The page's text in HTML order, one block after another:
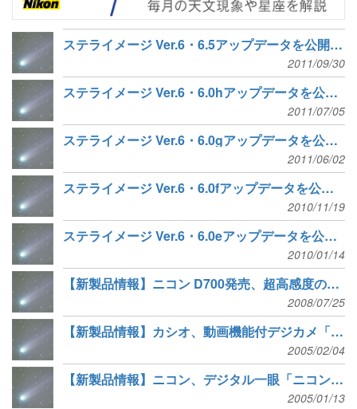
ステライメージ Ver.6・6.5アップデータを公開、マルチコアCPUと64bit OSに対応
2011/09/30
ステライメージ Ver.6・6.0hアップデータを公開、比較明合成に加算オプションを追加
2011/07/05
ステライメージ Ver.6・6.0gアップデータを公開、20機種以上のRAWデータに対応
2011/06/02
ステライメージ Ver.6・6.0fアップデータを公開、キヤノン EOS Kiss X4などのRAWデータに対応
2010/11/19
ステライメージ Ver.6・6.0eアップデータを公開、キヤノン EOS Kiss X3など多数のRAWデータに対応
2010/01/14
【新製品情報】ニコン D700発売、超高感度の新境地が身近なものに
2008/07/25
【新製品情報】カシオ、動画機能付デジカメ「EXILIM」2種を発表
2005/02/04
【新製品情報】ニコン、デジタル一眼「ニコン D2X」他の発売日決定
2005/01/13